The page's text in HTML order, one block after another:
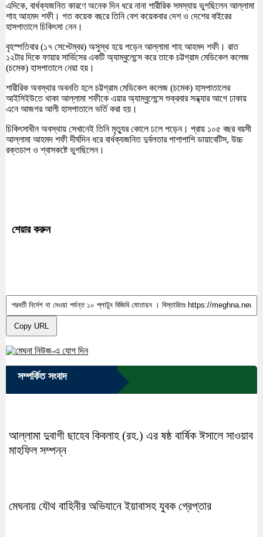
এদিকে, বার্ধক্যজনিত কারণে অনেক দিন ধরে নানা শারীরিক সমস্যায় ভুগছিলেন আল্লামা
শাহ আহমদ শফী। গত কয়েক বছরে তিনি বেশ কয়েকবার দেশ ও দেশের বাইরের
হাসপাতালে চিকিৎসা নেন।
বৃহস্পতিবার (১৭ সেপ্টেম্বর) অসুস্থ হয়ে পড়েন আল্লামা শাহ আহমদ শফী। রাত
১২টার দিকে ফায়ার সার্ভিসের একটি অ্যাম্বুলেন্সে করে তাকে চট্টগ্রাম মেডিকেল কলেজ
(চমেক) হাসপাতালে নেয়া হয়।
শারীরিক অবস্থার অবনতি হলে চট্টগ্রাম মেডিকেল কলেজ (চমেক) হাসপাতালের
আইসিইউতে থাকা আল্লামা শফীকে এয়ার অ্যাম্বুলেন্সে শুক্রবার সন্ধ্যার আগে ঢাকায়
এনে আজগর আলী হাসপাতালে ভর্তি করা হয়।
চিকিৎসাধীন অবস্থায় সেখানেই তিনি মৃত্যুর কোলে ঢলে পড়েন। প্রায় ১০৫ বছর বয়সী
আল্লামা আহমদ শফী দীর্ঘদিন ধরে বার্ধক্যজনিত দুর্বলতার পাশাপাশি ডায়াবেটিস, উচ্চ
রক্তচাপ ও শ্বাসকষ্টে ভুগছিলেন।
শেয়ার করুন
Copy URL
সম্পর্কিত সংবাদ
আল্লামা দুবাগী ছাহেব কিবলাহ (রহ.) এর ষষ্ঠ বার্ষিক ঈসালে সাওয়াব
মাহফিল সম্পন্ন
মেঘনায় যৌথ বাহিনীর অভিযানে ইয়াবাসহ যুবক গ্রেপ্তার